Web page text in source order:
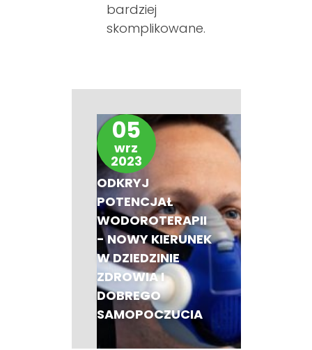
bardziej
skomplikowane.
05
wrz
2023
ODKRYJ
POTENCJAŁ
WODOROTERAPII
- NOWY KIERUNEK
W DZIEDZINIE
ZDROWIA I
DOBREGO
SAMOPOCZUCIA